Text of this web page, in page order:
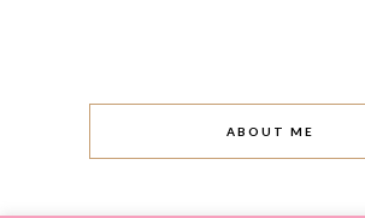
ABOUT ME